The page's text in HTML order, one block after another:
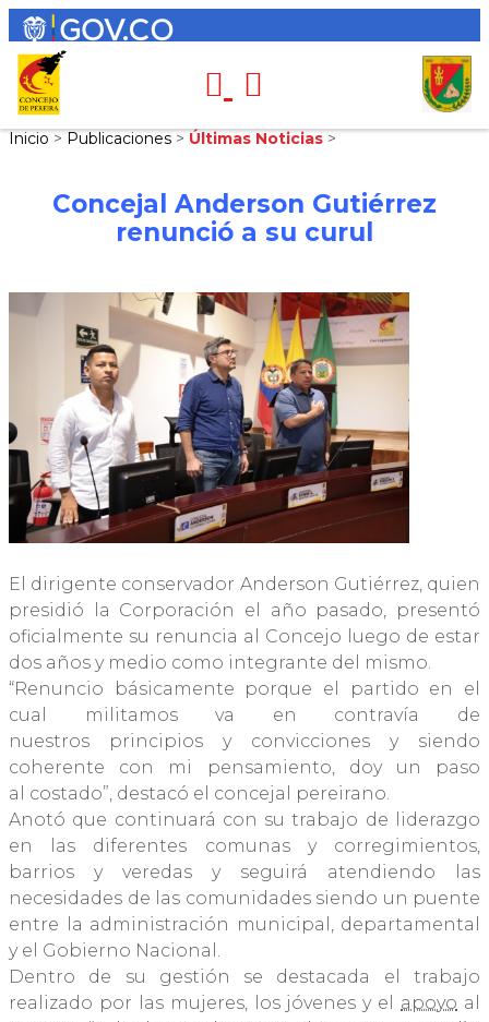
Inicio > Publicaciones > Últimas Noticias >
Concejal Anderson Gutiérrez
renunció a su curul
El dirigente conservador Anderson Gutiérrez, quien
presidió la Corporación el año pasado, presentó
oficialmente su renuncia al Concejo luego de estar
dos años y medio como integrante del mismo.
“Renuncio básicamente porque el partido en el
cual militamos va en contravía de
nuestros principios y convicciones y siendo
coherente con mi pensamiento, doy un paso
al costado”, destacó el concejal pereirano.
Anotó que continuará con su trabajo de liderazgo
en las diferentes comunas y corregimientos,
barrios y veredas y seguirá atendiendo las
necesidades de las comunidades siendo un puente
entre la administración municipal, departamental
y el Gobierno Nacional.
Dentro de su gestión se destacada el trabajo
realizado por las mujeres, los jóvenes y el apoyo al